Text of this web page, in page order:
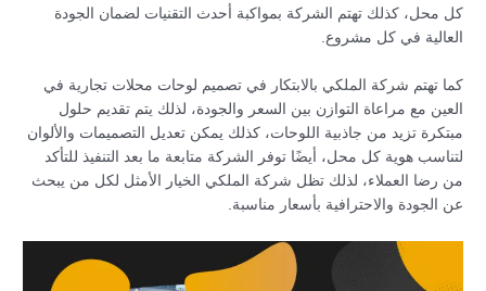
كل محل، كذلك تهتم الشركة بمواكبة أحدث التقنيات لضمان الجودة
العالية في كل مشروع.
كما تهتم شركة الملكي بالابتكار في تصميم لوحات محلات تجارية في
العين مع مراعاة التوازن بين السعر والجودة، لذلك يتم تقديم حلول
مبتكرة تزيد من جاذبية اللوحات، كذلك يمكن تعديل التصميمات والألوان
لتناسب هوية كل محل، أيضًا توفر الشركة متابعة ما بعد التنفيذ للتأكد
من رضا العملاء، لذلك تظل شركة الملكي الخيار الأمثل لكل من يبحث
عن الجودة والاحترافية بأسعار مناسبة.